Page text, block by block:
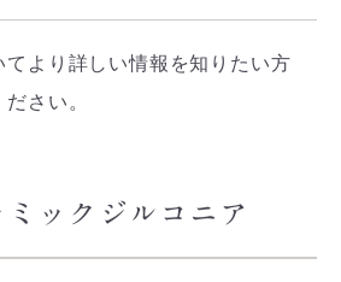
より詳しい情報を知りたい方
さい。
ックジルコニア